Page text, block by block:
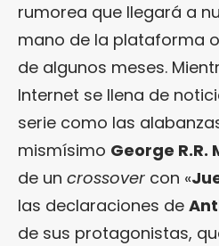
rumorea que llegará a
mano de la plataforma
de algunos meses.
Internet se llena de
serie como las
mismísimo George R.R.
de un crossover con «
las declaraciones de
de sus protagonistas,